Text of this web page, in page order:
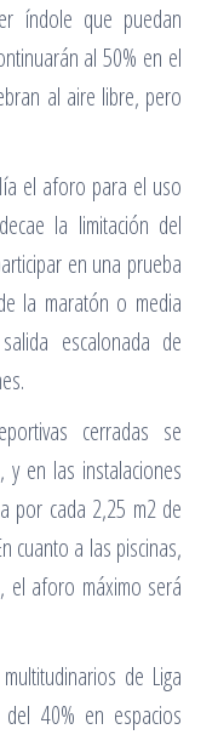
índole que puedan
al 50% en el
al aire libre, pero
el aforo para el uso
la limitación del
en una prueba
la maratón o media
escalonada de
cerradas se
en las instalaciones
por cada 2,25 m2 de
cuanto a las piscinas,
el aforo máximo será
de Liga
40% en espacios